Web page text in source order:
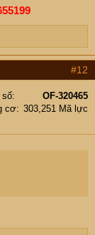
#12
số
OF-320465
cơ
303,251 Mã lực